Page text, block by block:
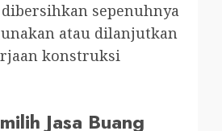
sepenuhnya
atau dilanjutkan
konstruksi
Jasa Buang